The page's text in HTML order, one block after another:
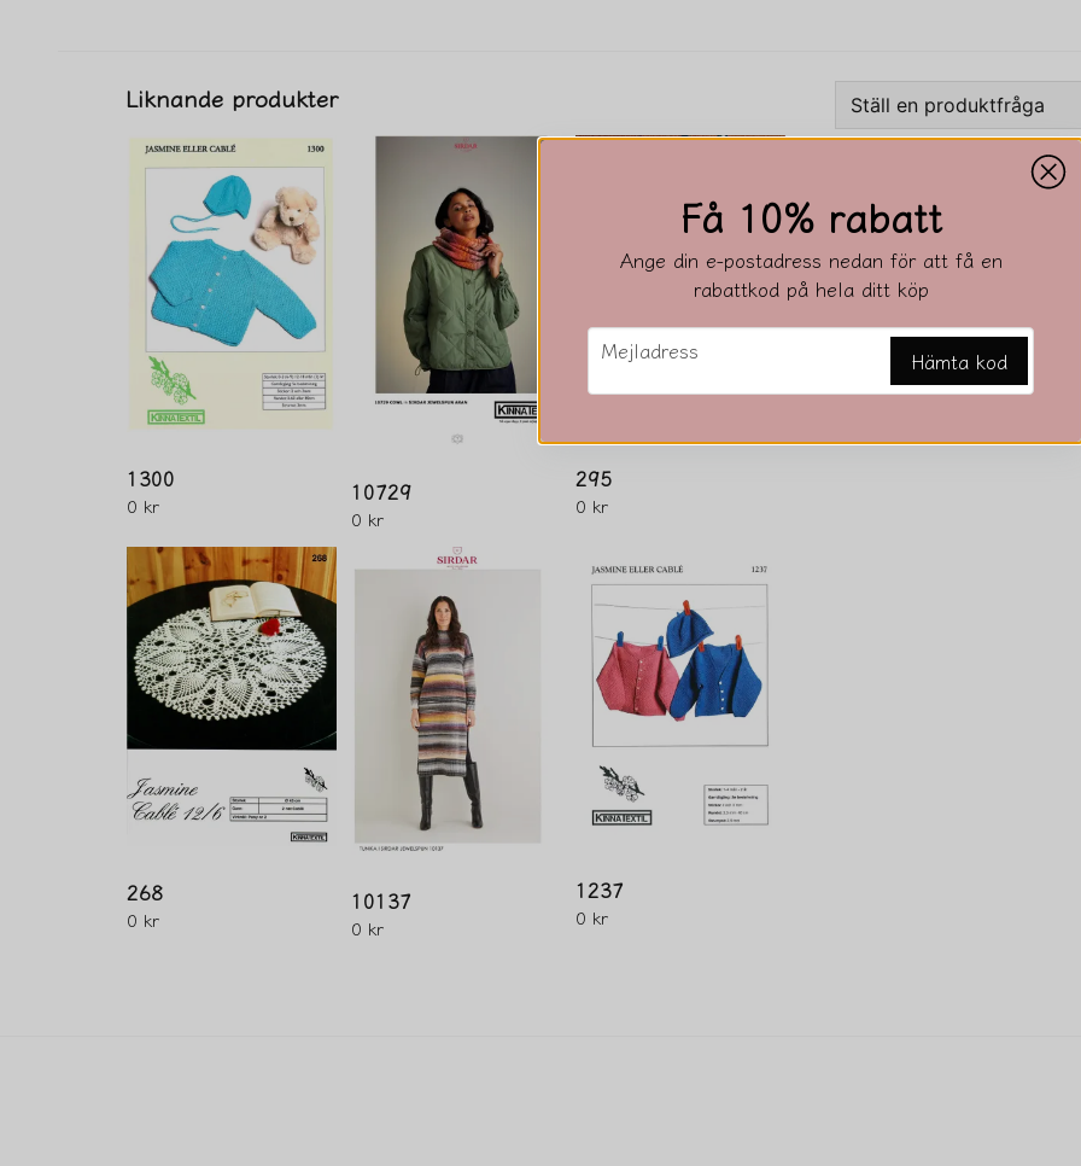
Liknande produkter
1300
0 kr 10729
0 kr
295
0 kr
268
0 kr
10137
0 kr
1237
0 kr
Ställ en produktfråga
Fråga oss något om
name
Namn
Butik Tillbehör
Få 10% rabatt
Ange din e-postadress nedan för att få en
rabattkod på hela ditt köp
email
Mejladress Hämta kod